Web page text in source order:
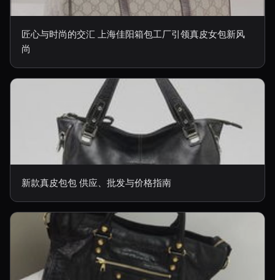
匠心与时尚的交汇 上海佳阳箱包工厂引领真皮女包新风
尚
新款真皮包包 供应、批发与价格指南